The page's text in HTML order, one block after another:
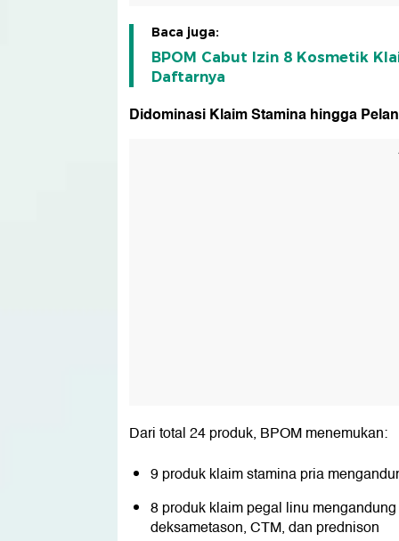
Baca juga:
BPOM Cabut Izin 8 Kosmetik
Daftarnya
Didominasi Klaim Stamina hingga
Dari total 24 produk, BPOM menemukan:
9 produk klaim stamina pria
8 produk klaim pegal linu
deksametason, CTM, dan prednison